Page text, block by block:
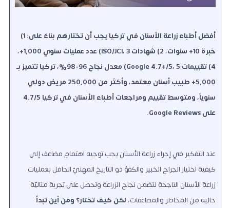
أفضل أطباء زراعة الأسنان في تركيا يجب أن تختارهم بناءً على: 1)
خبرة 10+ سنوات، 2) شهادات ISO/JCI، 3) عدد عمليات سنوي 1,000+،
4) تقييمات Google 4.7+/5، 5) معدل نجاح 96-98%، تركيا تتميز بـ
5,000+ طبيب أسنان معتمد، وأكثر من 250,000 مريض دولي
سنوياً، ومتوسط تقييم ومراجعات أطباء الأسنان في تركيا 4.7/5
على Google Reviews.
عند التفكير في إجراء زراعة الأسنان يجب توجيه اهتمامٍ مضاعف إلى
كيفية اختيار الجراح الخبير والكفؤ ذو التاريخ المهنيّ الحافل بعمليات
زراعة الأسنان الناجحة لتضمن نجاح الزراعة وتحصل على تجربة مثاليّة
خالية من المخاطر والمضاعفات، لكن كيف تختار؟ ومن أين تبدأ